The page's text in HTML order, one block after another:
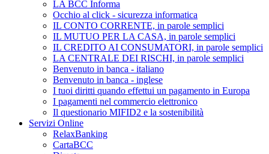
LA BCC Informa
Occhio al click - sicurezza informatica
IL CONTO CORRENTE, in parole semplici
IL MUTUO PER LA CASA, in parole semplici
IL CREDITO AI CONSUMATORI, in parole semplici
LA CENTRALE DEI RISCHI, in parole semplici
Benvenuto in banca - italiano
Benvenuto in banca - inglese
I tuoi diritti quando effettui un pagamento in Europa
I pagamenti nel commercio elettronico
Il questionario MIFID2 e la sostenibilità
Servizi Online
RelaxBanking
CartaBCC